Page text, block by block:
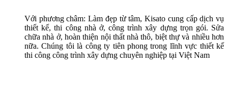
Với phương châm: Làm đẹp từ tâm, Kisato cung cấp dịch vụ
thiết kế, thi công nhà ở, công trình xây dựng trọn gói. Sửa
chữa nhà ở, hoàn thiện nội thất nhà thô, biệt thự và nhiều hơn
nữa. Chúng tôi là công ty tiên phong trong lĩnh vực thiết kế
thi công công trình xây dựng chuyên nghiệp tại Việt Nam